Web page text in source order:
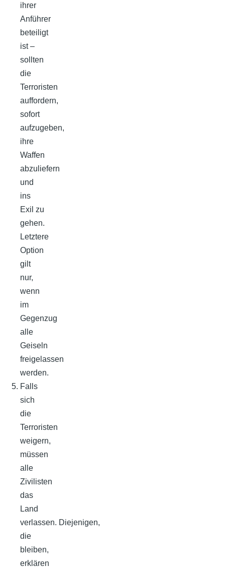
ihrer
Anführer
beteiligt
ist –
sollten
die
Terroristen
auffordern,
sofort
aufzugeben,
ihre
Waffen
abzuliefern
und
ins
Exil zu
gehen.
Letztere
Option
gilt
nur,
wenn
im
Gegenzug
alle
Geiseln
freigelassen
werden.
Falls
sich
die
Terroristen
weigern,
müssen
alle
Zivilisten
das
Land
verlassen. Diejenigen,
die
bleiben,
erklären